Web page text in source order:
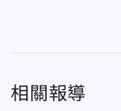
相關報導